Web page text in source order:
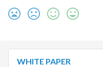
WHITE PAPER